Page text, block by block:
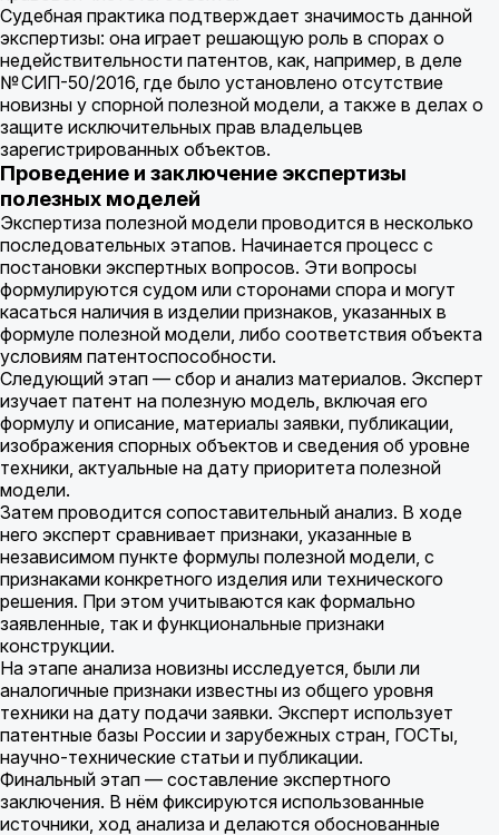
Судебная практика подтверждает значимость данной
экспертизы: она играет решающую роль в спорах о
недействительности патентов, как, например, в деле
№ СИП-50/2016, где было установлено отсутствие
новизны у спорной полезной модели, а также в делах о
защите исключительных прав владельцев
зарегистрированных объектов.
Проведение и заключение экспертизы
полезных моделей
Экспертиза полезной модели проводится в несколько
последовательных этапов. Начинается процесс с
постановки экспертных вопросов. Эти вопросы
формулируются судом или сторонами спора и могут
касаться наличия в изделии признаков, указанных в
формуле полезной модели, либо соответствия объекта
условиям патентоспособности.
Следующий этап — сбор и анализ материалов. Эксперт
изучает патент на полезную модель, включая его
формулу и описание, материалы заявки, публикации,
изображения спорных объектов и сведения об уровне
техники, актуальные на дату приоритета полезной
модели.
Затем проводится сопоставительный анализ. В ходе
него эксперт сравнивает признаки, указанные в
независимом пункте формулы полезной модели, с
признаками конкретного изделия или технического
решения. При этом учитываются как формально
заявленные, так и функциональные признаки
конструкции.
На этапе анализа новизны исследуется, были ли
аналогичные признаки известны из общего уровня
техники на дату подачи заявки. Эксперт использует
патентные базы России и зарубежных стран, ГОСТы,
научно-технические статьи и публикации.
Финальный этап — составление экспертного
заключения. В нём фиксируются использованные
источники, ход анализа и делаются обоснованные